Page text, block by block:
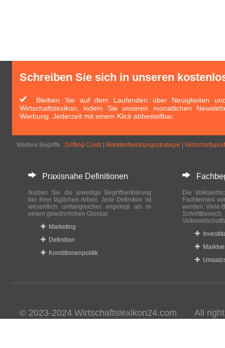
Schreiben Sie sich in unseren
Bleiben Sie auf dem Laufenden über Neuigkeiten
Wirtschaftslexikon, indem Sie unseren monatlichen
Werbung. Jederzeit mit einem Klick abbestellbar.
Weitere Begriffe : Drifting Costs Marktentwicklungsstrategie
Praxisnahe Definitionen
Nutzen Sie die jeweilige Begriffserklärung
bei Ihrer täglichen Arbeit. Jede Definition ist
wesentlich umfangreicher angelegt als in
einem gewöhnlichen Glossar.
Marketing
Definition
Konditionenpolitik
Die
Fachtermini
werden. Viele
© 2023-2024 Wirtschaftslexikon24.com All